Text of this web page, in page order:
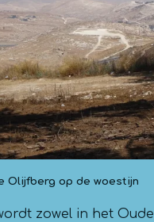
Olijfberg op de woestijn
zowel in het Oude